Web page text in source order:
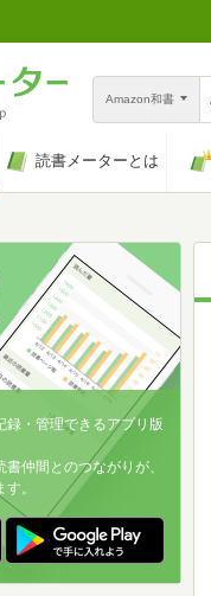
Amazon和書
読書メーターとは
録・管理できるアプリ版
仲間とのつながりが、
。